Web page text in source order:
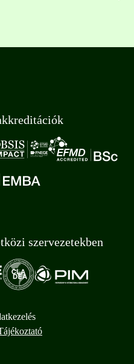
szervezetekben